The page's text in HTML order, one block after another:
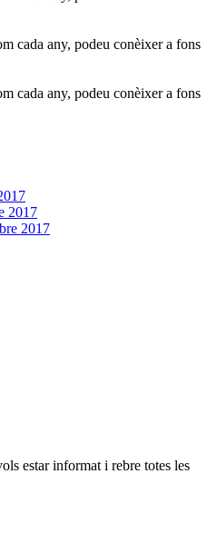
cada any, podeu conèixer a fons
cada any, podeu conèixer a fons
2017
2017
estar informat i rebre totes les